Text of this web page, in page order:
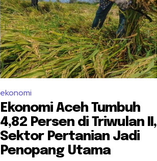
ekonomi
Ekonomi Aceh Tumbuh
4,82 Persen di Triwulan II,
Sektor Pertanian Jadi
Penopang Utama